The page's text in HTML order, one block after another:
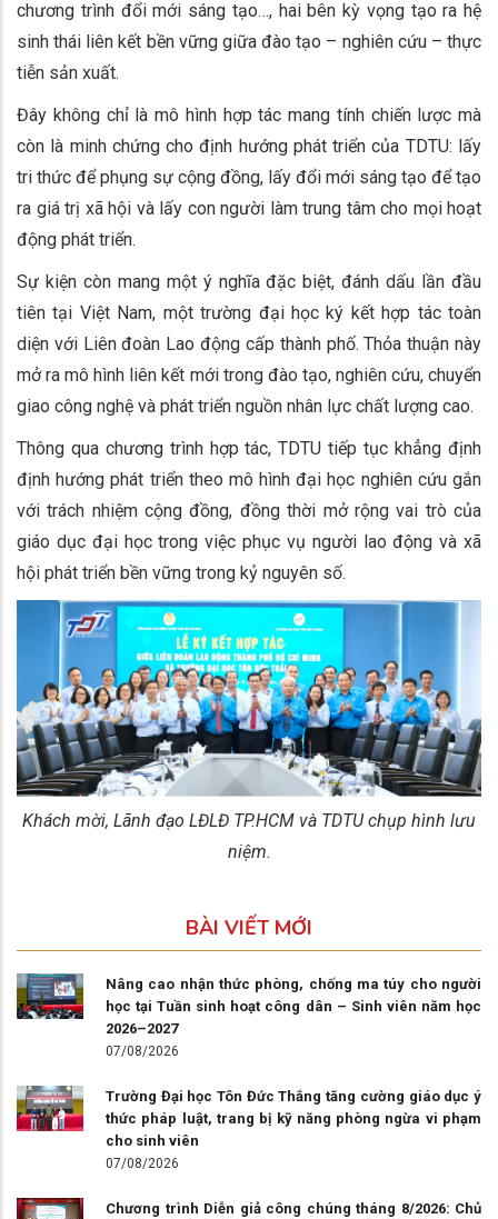
chương trình đổi mới sáng tạo…, hai bên kỳ vọng tạo ra hệ
sinh thái liên kết bền vững giữa đào tạo – nghiên cứu – thực
tiễn sản xuất.
Đây không chỉ là mô hình hợp tác mang tính chiến lược mà
còn là minh chứng cho định hướng phát triển của TDTU: lấy
tri thức để phụng sự cộng đồng, lấy đổi mới sáng tạo để tạo
ra giá trị xã hội và lấy con người làm trung tâm cho mọi hoạt
động phát triển.
Sự kiện còn mang một ý nghĩa đặc biệt, đánh dấu lần đầu
tiên tại Việt Nam, một trường đại học ký kết hợp tác toàn
diện với Liên đoàn Lao động cấp thành phố. Thỏa thuận này
mở ra mô hình liên kết mới trong đào tạo, nghiên cứu, chuyển
giao công nghệ và phát triển nguồn nhân lực chất lượng cao.
Thông qua chương trình hợp tác, TDTU tiếp tục khẳng định
định hướng phát triển theo mô hình đại học nghiên cứu gắn
với trách nhiệm cộng đồng, đồng thời mở rộng vai trò của
giáo dục đại học trong việc phục vụ người lao động và xã
hội phát triển bền vững trong kỷ nguyên số.
Khách mời, Lãnh đạo LĐLĐ TP.HCM và TDTU chụp hình lưu
niệm.
BÀI VIẾT MỚI
Nâng cao nhận thức phòng, chống ma túy cho người
học tại Tuần sinh hoạt công dân – Sinh viên năm học
2026–2027
07/08/2026
Trường Đại học Tôn Đức Thắng tăng cường giáo dục ý
thức pháp luật, trang bị kỹ năng phòng ngừa vi phạm
cho sinh viên
07/08/2026
Chương trình Diễn giả công chúng tháng 8/2026: Chủ